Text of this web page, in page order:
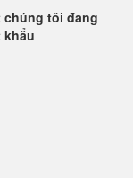
chúng tôi đang
khẩu